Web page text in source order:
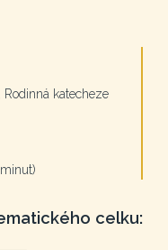
katecheze
celku: